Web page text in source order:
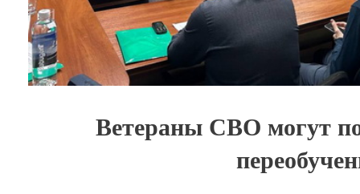
Ветераны СВО могут